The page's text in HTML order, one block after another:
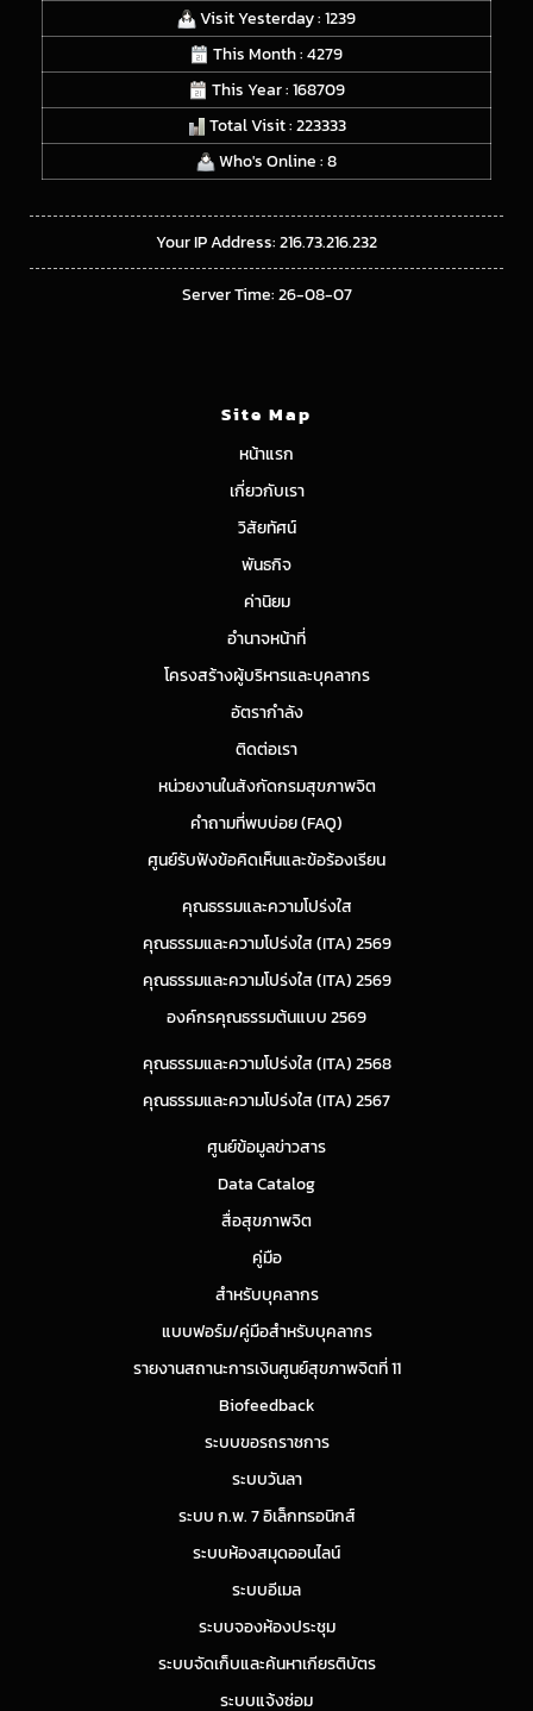
Visit Yesterday : 1239
This Month : 4279
This Year : 168709
Total Visit : 223333
Who's Online : 8
Your IP Address: 216.73.216.232
Server Time: 26-08-07
Site Map
หน้าแรก
เกี่ยวกับเรา
วิสัยทัศน์
พันธกิจ
ค่านิยม
อำนาจหน้าที่
โครงสร้างผู้บริหารและบุคลากร
อัตรากำลัง
ติดต่อเรา
หน่วยงานในสังกัดกรมสุขภาพจิต
คำถามที่พบบ่อย (FAQ)
ศูนย์รับฟังข้อคิดเห็นและข้อร้องเรียน
คุณธรรมและความโปร่งใส
คุณธรรมและความโปร่งใส (ITA) 2569
คุณธรรมและความโปร่งใส (ITA) 2569
องค์กรคุณธรรมต้นแบบ 2569
คุณธรรมและความโปร่งใส (ITA) 2568
คุณธรรมและความโปร่งใส (ITA) 2567
ศูนย์ข้อมูลข่าวสาร
Data Catalog
สื่อสุขภาพจิต
คู่มือ
สำหรับบุคลากร
แบบฟอร์ม/คู่มือสำหรับบุคลากร
รายงานสถานะการเงินศูนย์สุขภาพจิตที่ 11
Biofeedback
ระบบขอรถราชการ
ระบบวันลา
ระบบ ก.พ. 7 อิเล็กทรอนิกส์
ระบบห้องสมุดออนไลน์
ระบบอีเมล
ระบบจองห้องประชุม
ระบบจัดเก็บและค้นหาเกียรติบัตร
ระบบแจ้งซ่อม